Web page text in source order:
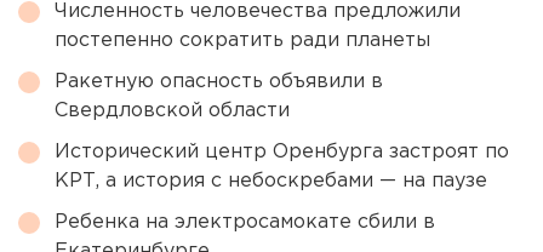
Численность человечества предложили
постепенно сократить ради планеты
Ракетную опасность объявили в
Свердловской области
Исторический центр Оренбурга застроят по
КРТ, а история с небоскребами — на паузе
Ребенка на электросамокате сбили в